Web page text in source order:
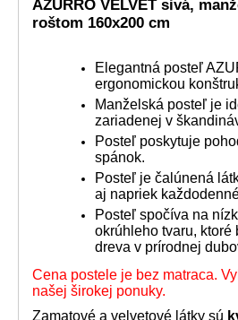
AZURRO VELVET sivá,
roštom 160x200 cm
Elegantná posteľ
ergonomickou
Manželská posteľ je
zariadenej v
Posteľ poskytuje
spánok.
Posteľ je čalúnená
aj napriek
Posteľ spočíva na
okrúhleho tvaru, ktoré
dreva v prírodnej
Cena postele je bez matraca.
našej širokej ponuky.
Zamatové a velvetové látky sú